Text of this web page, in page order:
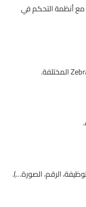
مع أنظمة التحكم في
الرقم، الصورة…).